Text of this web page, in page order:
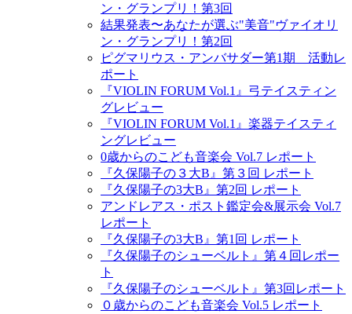
ン・グランプリ！第3回
結果発表〜あなたが選ぶ"美音"ヴァイオリ
ン・グランプリ！第2回
ピグマリウス・アンバサダー第1期 活動レ
ポート
『VIOLIN FORUM Vol.1』弓テイスティン
グレビュー
『VIOLIN FORUM Vol.1』楽器テイスティ
ングレビュー
0歳からのこども音楽会 Vol.7 レポート
『久保陽子の３大B』第３回 レポート
『久保陽子の3大B』第2回 レポート
アンドレアス・ポスト鑑定会&展示会 Vol.7
レポート
『久保陽子の3大B』第1回 レポート
『久保陽子のシューベルト』第４回レポー
ト
『久保陽子のシューベルト』第3回レポート
０歳からのこども音楽会 Vol.5 レポート